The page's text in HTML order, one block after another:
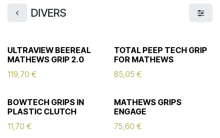
DIVERS
ULTRAVIEW BEEREAL
MATHEWS GRIP 2.0
119,70 €
TOTAL PEEP TECH GRIP
FOR MATHEWS
85,05 €
BOWTECH GRIPS IN
PLASTIC CLUTCH
11,70 €
MATHEWS GRIPS
ENGAGE
75,60 €